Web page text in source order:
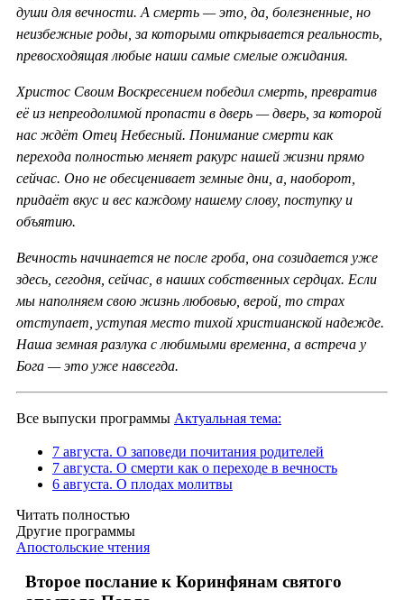
души для вечности. А смерть — это, да, болезненные, но
неизбежные роды, за которыми открывается реальность,
превосходящая любые наши самые смелые ожидания.
Христос Своим Воскресением победил смерть, превратив
её из непреодолимой пропасти в дверь — дверь, за которой
нас ждёт Отец Небесный. Понимание смерти как
перехода полностью меняет ракурс нашей жизни прямо
сейчас. Оно не обесценивает земные дни, а, наоборот,
придаёт вкус и вес каждому нашему слову, поступку и
объятию.
Вечность начинается не после гроба, она созидается уже
здесь, сегодня, сейчас, в наших собственных сердцах. Если
мы наполняем свою жизнь любовью, верой, то страх
отступает, уступая место тихой христианской надежде.
Наша земная разлука с любимыми временна, а встреча у
Бога — это уже навсегда.
Все выпуски программы Актуальная тема:
7 августа. О заповеди почитания родителей
7 августа. О смерти как о переходе в вечность
6 августа. О плодах молитвы
Читать полностью
Другие программы
Апостольские чтения
Второе послание к Коринфянам святого